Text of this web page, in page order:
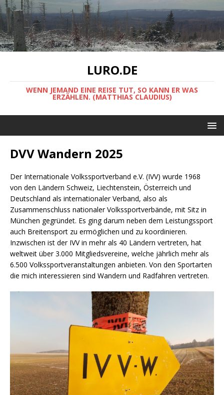
LURO.DE
WENN JEMAND EINE REISE TUT, SO KANN ER WAS
ERZÄHLEN. (MATTHIAS CLAUDIUS)
DVV Wandern 2025
Der Internationale Volkssportverband e.V. (IVV) wurde 1968
von den Ländern Schweiz, Liechtenstein, Österreich und
Deutschland als internationaler Verband, also als
Zusammenschluss nationaler Volkssportverbände, mit Sitz in
München gegründet. Es ging darum neben dem Leistungssport
auch Breitensport zu ermöglichen und zu koordinieren.
Inzwischen ist der IVV in mehr als 40 Ländern vertreten, hat
weltweit über 3.000 Mitgliedsvereine, welche jährlich mehr als
6.500 Volkssportveranstaltungen anbieten. Von den Sportarten
die mich interessieren sind Wandern und Radfahren vertreten.